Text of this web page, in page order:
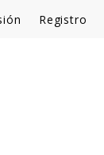
Registro